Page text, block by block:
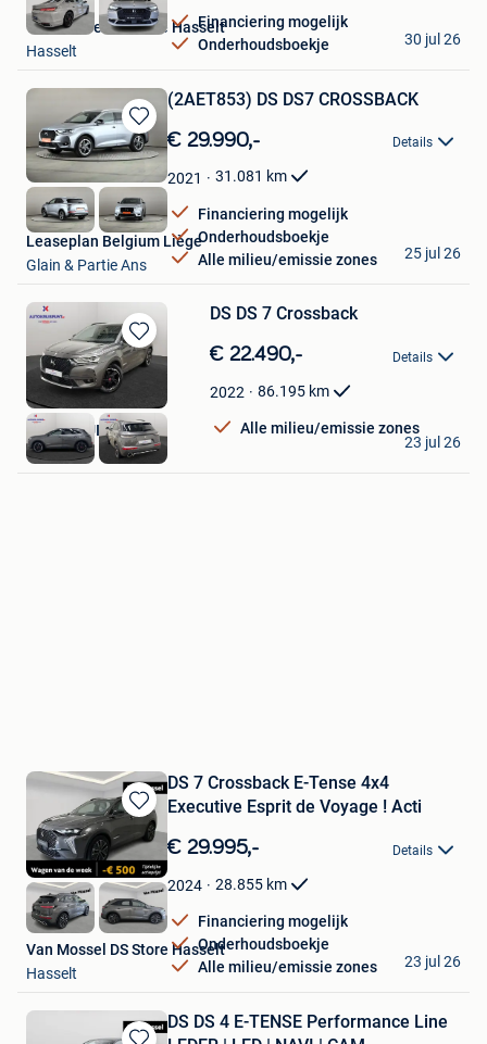
Financiering mogelijk
Onderhoudsboekje
Van Mossel DS Store Hasselt
Hasselt
30 jul 26
Bewaren
in
Mijn
Favorieten
(2AET853) DS DS7 CROSSBACK
€ 29.990,- Details
2021 31.081 km
Financiering mogelijk
Onderhoudsboekje
Alle milieu/emissie zones
Leaseplan Belgium Liège
Glain & Partie Ans
25 jul 26
Bewaren
in
Mijn
Favorieten
DS DS 7 Crossback
€ 22.490,- Details
2022 86.195 km
Alle milieu/emissie zones
AUTOKRUISPUNT
Tielt
23 jul 26
Bewaren
in
Mijn
Favorieten
DS 7 Crossback E-Tense 4x4
Executive Esprit de Voyage ! Acti
€ 29.995,- Details
2024 28.855 km
Financiering mogelijk
Onderhoudsboekje
Alle milieu/emissie zones
Van Mossel DS Store Hasselt
Hasselt
23 jul 26
DS DS 4 E-TENSE Performance Line